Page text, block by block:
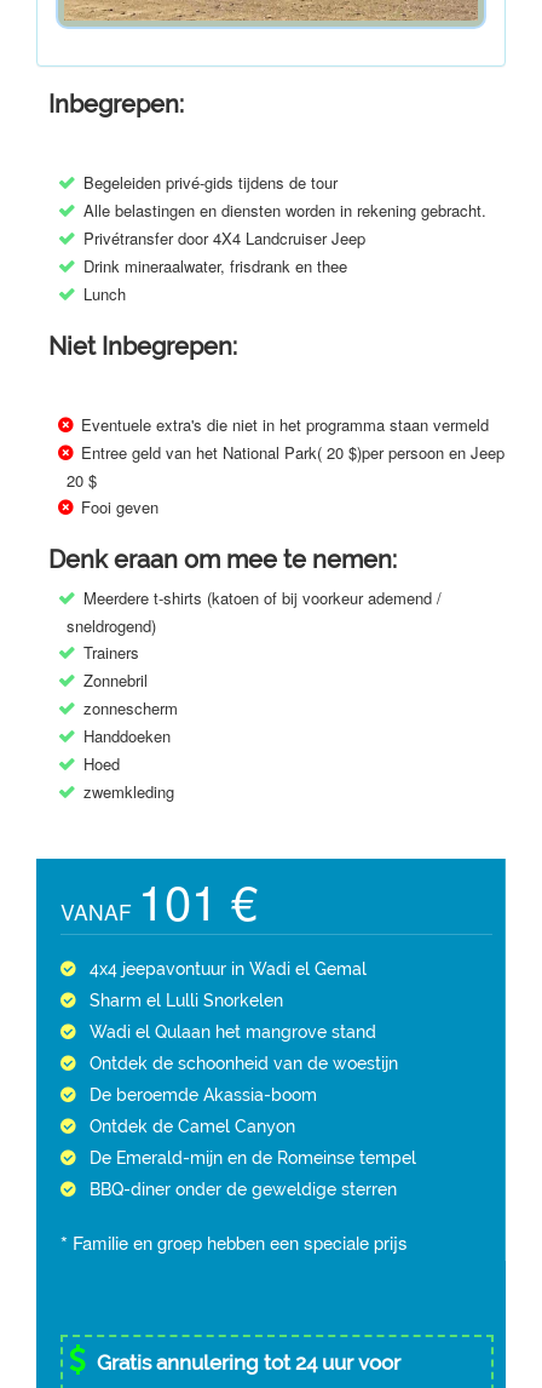
Inbegrepen:
Begeleiden privé-gids tijdens de tour
Alle belastingen en diensten worden in rekening gebracht.
Privétransfer door 4X4 Landcruiser Jeep
Drink mineraalwater, frisdrank en thee
Lunch
Niet Inbegrepen:
Eventuele extra's die niet in het programma staan vermeld
Entree geld van het National Park( 20 $)per persoon en Jeep
20 $
Fooi geven
Denk eraan om mee te nemen:
Meerdere t-shirts (katoen of bij voorkeur ademend /
sneldrogend)
Trainers
Zonnebril
zonnescherm
Handdoeken
Hoed
zwemkleding​
VANAF 101 €
4x4 jeepavontuur in Wadi el Gemal
Sharm el Lulli Snorkelen
Wadi el Qulaan het mangrove stand
Ontdek de schoonheid van de woestijn
De beroemde Akassia-boom
Ontdek de Camel Canyon
De Emerald-mijn en de Romeinse tempel
BBQ-diner onder de geweldige sterren​
* Familie en groep hebben een speciale prijs
Gratis annulering tot 24 uur voor